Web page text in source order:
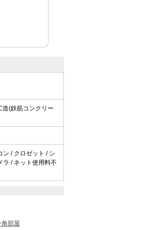
造(鉄筋コンクリー
ン / クロゼット / シ
ラ / ネット使用料不
部屋